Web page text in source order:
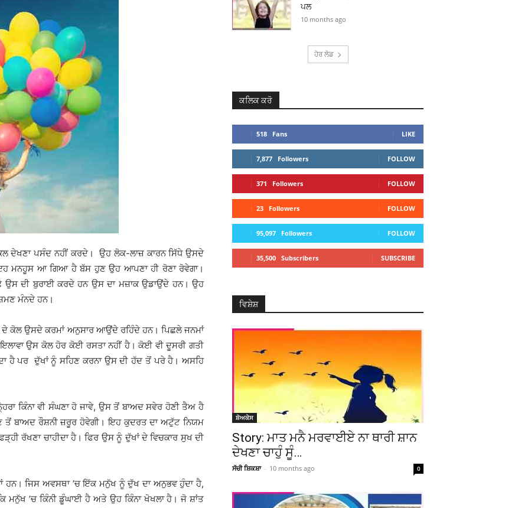
ਦੇਖਣਾ ਪਸੰਦ ਨਹੀਂ ਕਰਦੇ। ਉਹ ਲੋਕ-ਲਾਜ਼ ਕਾਰਨ ਸਿੱਧੇ ਉਸਦੇ
ਮਨਹੂਸ ਆ ਗਿਆ ਹੈ ਬੱਸ ਹੁਣ ਉਹ ਆਪਣਾ ਹੀ ਰੋਣਾ ਰੋਵੇਗਾ।
ਉਸ ਦੀ ਬੁਰਾਈ ਕਰਦੇ ਹਨ ਉਸ ਦਾ ਮਜ਼ਾਕ ਉਡਾਉਂਦੇ ਹਨ। ਉਹ
ਮੰਨਦੇ ਹਨ।
ਕੋਲ ਉਸਦੇ ਕਰਮਾਂ ਅਨੁਸਾਰ ਆਉਂਦੇ ਰਹਿੰਦੇ ਹਨ। ਪਿਛਲੇ ਜਨਮਾਂ
ਉਸ ਕੋਲ ਹੋਰ ਕੋਈ ਰਸਤਾ ਨਹੀਂ ਹੈ। ਕੋਈ ਵੀ ਦੂਸਰੀ ਗਤੀ
ਹੈ ਪਰ ਦੁੱਖਾਂ ਨੂੰ ਸਹਿਣ ਕਰਨਾ ਉਸ ਦੀ ਹੱਦ ਤੋਂ ਪਰੇ ਹੈ। ਅਸਹਿ
ਕਿੰਨਾ ਵੀ ਸੰਘਣਾ ਹੋ ਜਾਵੇ, ਉਸ ਤੋਂ ਬਾਅਦ ਸਵੇਰ ਹੋਣੀ ਤੈਅ ਹੈ
ਤੋਂ ਬਾਅਦ ਰੌਸ਼ਨੀ ਜ਼ਰੂਰ ਹੋਵੇਗੀ। ਇਹ ਕੁਦਰਤ ਦਾ ਅਟੁੱਟ ਨਿਯਮ
ਰੱਖਣਾ ਚਾਹੀਦਾ ਹੈ। ਫਿਰ ਉਸ ਨੂੰ ਦੁੱਖਾਂ ਦੇ ਵਿਚਕਾਰ ਸੁਖ ਦੀ
ਜਿਸ ਅਵਸਥਾ ’ਚ ਇੱਕ ਮਨੁੱਖ ਨੂੰ ਦੁੱਖ ਦਾ ਅਨੁਭਵ ਹੁੰਦਾ ਹੈ,
’ਚ ਕਿੰਨੀ ਡੂੰਘਾਈ ਹੈ ਅਤੇ ਉਹ ਕਿੰਨਾ ਖੋਖਲਾ ਹੈ। ਜੋ ਸ਼ਾਂਤ
ਪਲ
10 months ago
ਹੋਰ ਲੋਡ
ਕਲਿਕ ਕਰੋ
518 Fans LIKE
7,877 Followers FOLLOW
371 Followers FOLLOW
23 Followers FOLLOW
95,097 Followers FOLLOW
35,500 Subscribers SUBSCRIBE
ਵਿਸ਼ੇਸ਼
ਸ਼ੋਅਕੇਸ
Story: ਮਾਤ ਮਨੈ ਮਰਵਾਈਏ ਨਾ ਥਾਰੀ ਸ਼ਾਨ
ਦੇਖਣਾ ਚਾਹੁੰ ਸੂੰ…
ਸੱਚੀ ਸ਼ਿਕਸ਼ਾ - 10 months ago 0